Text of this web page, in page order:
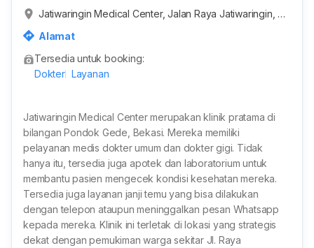
Jatiwaringin Medical Center, Jalan Raya Jatiwaringin, R
Alamat
Tersedia untuk booking:
Dokter Layanan
Jatiwaringin Medical Center merupakan klinik pratama di
bilangan Pondok Gede, Bekasi. Mereka memiliki
pelayanan medis dokter umum dan dokter gigi. Tidak
hanya itu, tersedia juga apotek dan laboratorium untuk
membantu pasien mengecek kondisi kesehatan mereka.
Tersedia juga layanan janji temu yang bisa dilakukan
dengan telepon ataupun meninggalkan pesan Whatsapp
kepada mereka. Klinik ini terletak di lokasi yang strategis
dekat dengan pemukiman warga sekitar Jl. Raya